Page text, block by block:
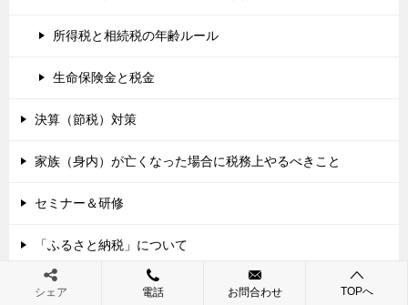
所得税と相続税の年齢ルール
生命保険金と税金
決算（節税）対策
家族（身内）が亡くなった場合に税務上やるべきこと
セミナー＆研修
「ふるさと納税」について
ふるさと納税の注意点
シェア 電話 お問合わせ TOPへ